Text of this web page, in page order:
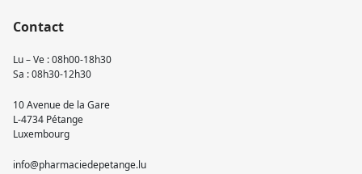
Contact
Lu – Ve : 08h00-18h30
Sa : 08h30-12h30
10 Avenue de la Gare
L-4734 Pétange
Luxembourg
info@pharmaciedepetange.lu